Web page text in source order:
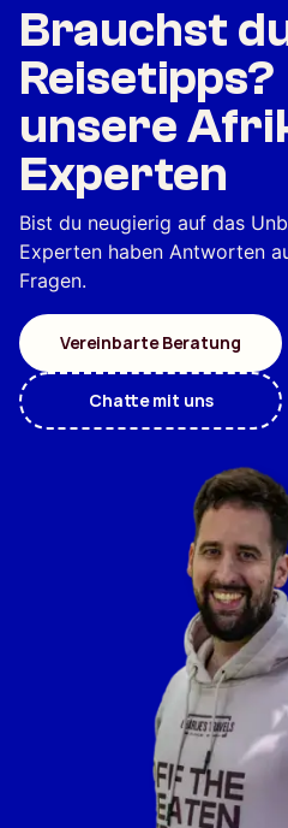
Brauchst
unsere
Experten
Bist du neugierig auf das
Experten haben Antworten
Fragen.
Vereinbarte Beratung
Chatte mit uns